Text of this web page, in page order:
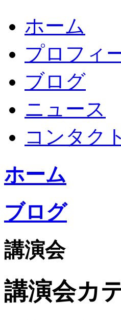
ホーム
プロフィ
ブログ
ニュース
コンタクト
ホーム
ブログ
講演会
講演会カ